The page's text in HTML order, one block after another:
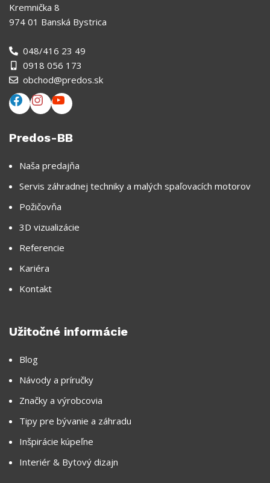
Kremnička 8
974 01 Banská Bystrica
048/416 23 49
0918 056 173
obchod@predos.sk
Predos-BB
Naša predajňa
Servis záhradnej techniky a malých spaľovacích motorov
Požičovňa
3D vizualizácie
Referencie
Kariéra
Kontakt
Užitočné informácie
Blog
Návody a príručky
Značky a výrobcovia
Tipy pre bývanie a záhradu
Inšpirácie kúpeľne
Interiér & Bytový dizajn